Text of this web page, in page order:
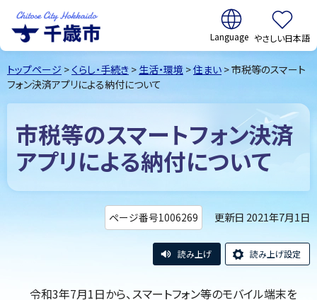
千歳市Chitose
City Hokkaido
翻訳:
やさしい日本語
トップページ > くらし・手続き > 生活・環境 >住まい > 市税等のスマート
フォン決済アプリによる納付について
市税等のスマートフォン決済
アプリによる納付について
ページ番号1006269 更新日 2021年7月1日
読み上げ 読み上げ設定
令和3年7月1日から、スマートフォン等のモバイル端末を